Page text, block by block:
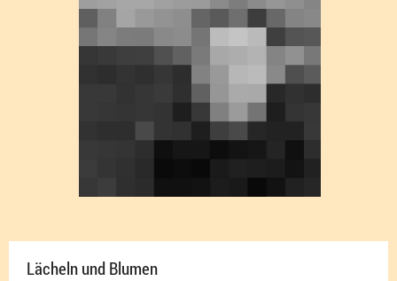
Lächeln und Blumen